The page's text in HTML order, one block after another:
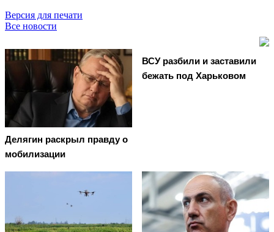
Версия для печати
Все новости
Делягин раскрыл правду о
мобилизации
ВСУ разбили и заставили
бежать под Харьковом